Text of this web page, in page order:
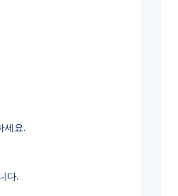
세요.
다.